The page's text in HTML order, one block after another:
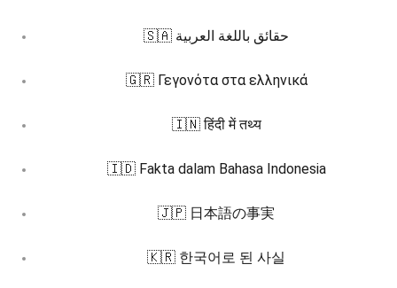
🇸🇦 حقائق باللغة العربية
🇬🇷 Γεγονότα στα ελληνικά
🇮🇳 हिंदी में तथ्य
🇮🇩 Fakta dalam Bahasa Indonesia
🇯🇵 日本語の事実
🇰🇷 한국어로 된 사실